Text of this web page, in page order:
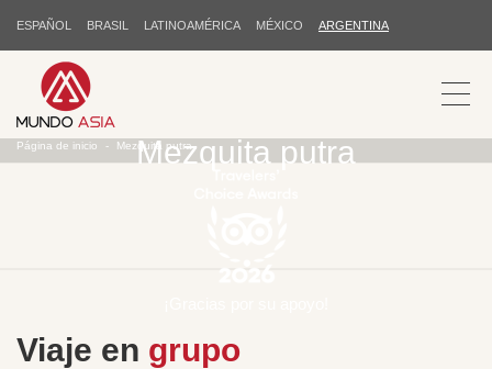
ESPAÑOL BRASIL LATINOAMÉRICA MÉXICO ARGENTINA
Mezquita putra
Página de inicio Mezquita putra
Viaje en grupo